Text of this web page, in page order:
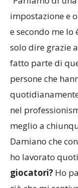
C’è, pertanto,
Varesina?
“Parliamo di
impostazione e
e secondo me lo
solo dire grazie
fatto parte di
persone che
nel
meglio a
Damiano che